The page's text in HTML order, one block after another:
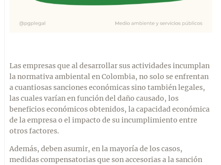
Las empresas que al desarrollar sus actividades incumplan
la normativa ambiental en Colombia, no solo se enfrentan
a cuantiosas sanciones económicas sino también legales,
las cuales varían en función del daño causado, los
beneficios económicos obtenidos, la capacidad económica
de la empresa o el impacto de su incumplimiento entre
otros factores.
Además, deben asumir, en la mayoría de los casos,
medidas compensatorias que son accesorias a la sanción